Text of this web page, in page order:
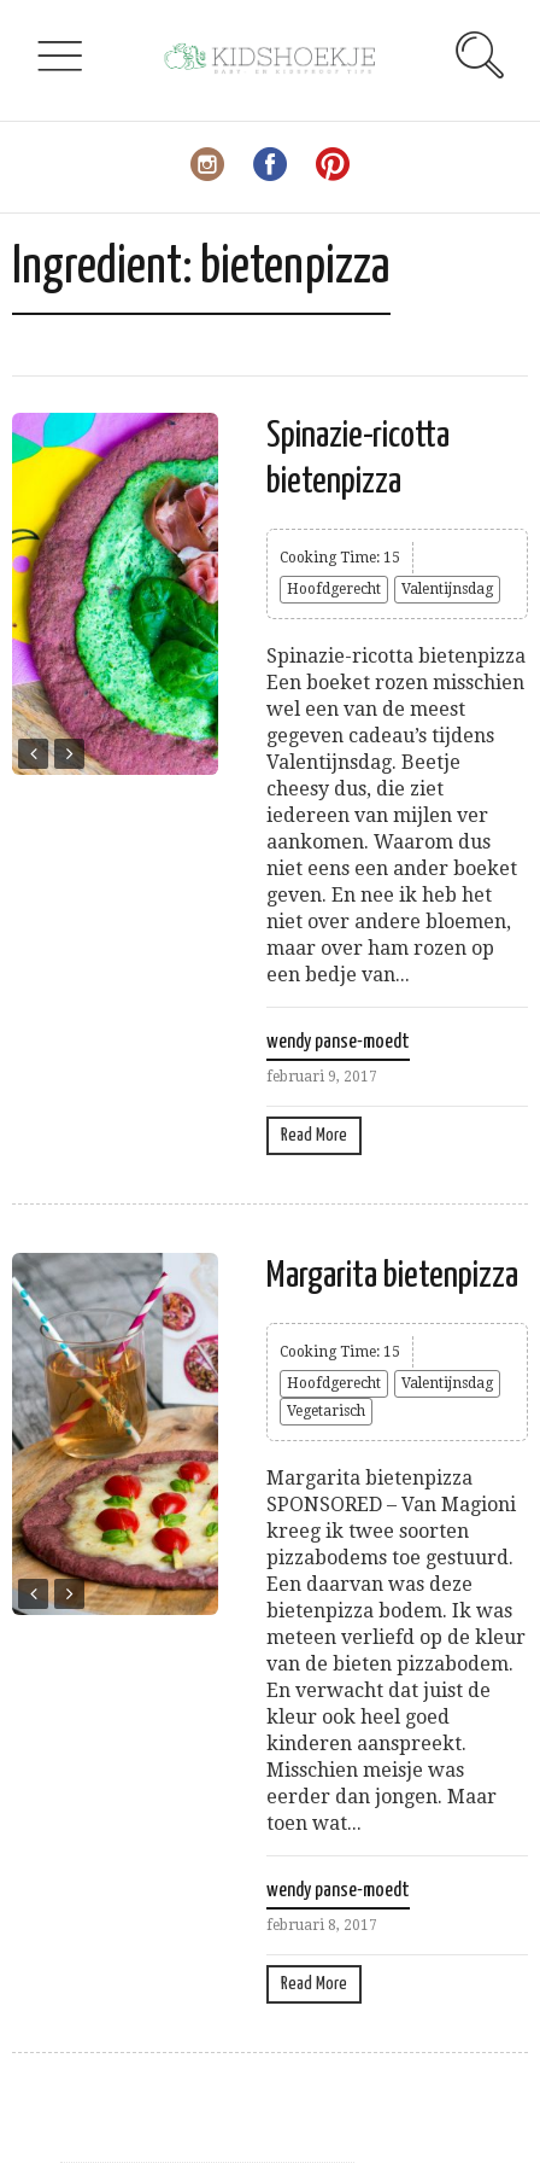
Ingredient: bietenpizza
Spinazie-ricotta
bietenpizza
Cooking Time: 15
Hoofdgerecht
Valentijnsdag
Spinazie-ricotta bietenpizza
Een boeket rozen misschien
wel een van de meest
gegeven cadeau’s tijdens
Valentijnsdag. Beetje
cheesy dus, die ziet
iedereen van mijlen ver
aankomen. Waarom dus
niet eens een ander boeket
geven. En nee ik heb het
niet over andere bloemen,
maar over ham rozen op
een bedje van...
wendy panse-moedt
februari 9, 2017
Read More
Margarita bietenpizza
Cooking Time: 15
Hoofdgerecht
Valentijnsdag
Vegetarisch
Margarita bietenpizza
SPONSORED – Van Magioni
kreeg ik twee soorten
pizzabodems toe gestuurd.
Een daarvan was deze
bietenpizza bodem. Ik was
meteen verliefd op de kleur
van de bieten pizzabodem.
En verwacht dat juist de
kleur ook heel goed
kinderen aanspreekt.
Misschien meisje was
eerder dan jongen. Maar
toen wat...
wendy panse-moedt
februari 8, 2017
Read More